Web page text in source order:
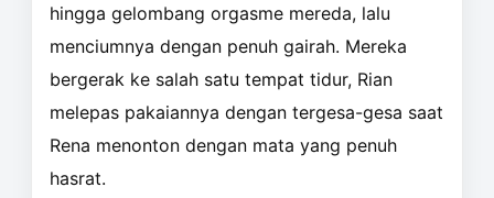
hingga gelombang orgasme mereda, lalu
menciumnya dengan penuh gairah. Mereka
bergerak ke salah satu tempat tidur, Rian
melepas pakaiannya dengan tergesa-gesa saat
Rena menonton dengan mata yang penuh
hasrat.